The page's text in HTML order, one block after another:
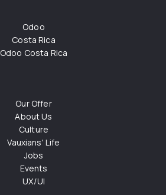
Odoo
Costa Rica
Odoo Costa Rica
Our Offer
About Us
Culture
Vauxians' Life
Jobs
Events
UX/UI